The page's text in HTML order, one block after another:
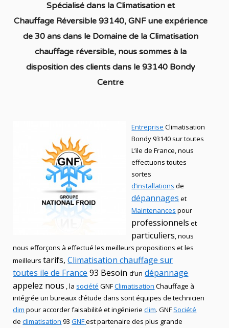
Spécialisédans la Climatisationet
ChauffageRéversible 93140, GNF une expérience
de 30 ans dans le Domaine de la Climatisation
chauffage réversible, nous sommes à la
disposition des clients dansle 93140 Bondy
Centre
Entreprise Climatisation
Bondy 93140 sur toutes
L’ile de France, nous
effectuons toutes
sortes
d’installations de
dépannages et
Maintenances pour
professionnels et
particuliers, nous
nous efforçons à effectué les meilleurs propositions et les
meilleurstarifs,Climatisationchauffage sur
toutes ile de France 93 Besoind’un dépannage
appelez nous , la société GNFClimatisation Chauffage à
intégrée un bureaux d’étude dans sont équipes de technicien
clim pour accorder faisabilité et ingénierieclim.GNF Société
declimatisation 93GNFest partenaire des plus grande